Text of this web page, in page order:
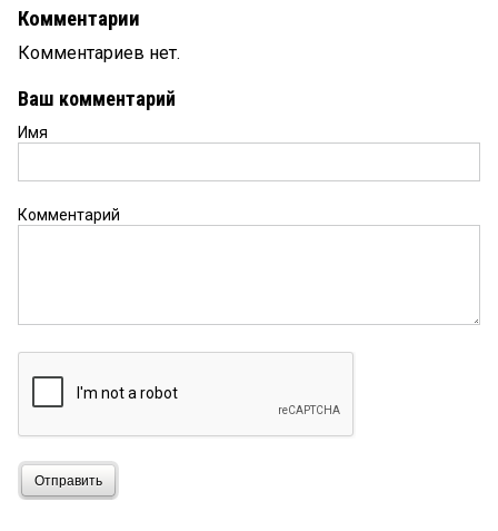
Комментарии
Комментариев нет.
Ваш комментарий
Имя
Комментарий
Отправить